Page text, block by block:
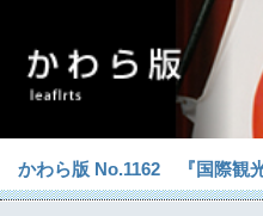
かわら版 No.1162 『国際観光